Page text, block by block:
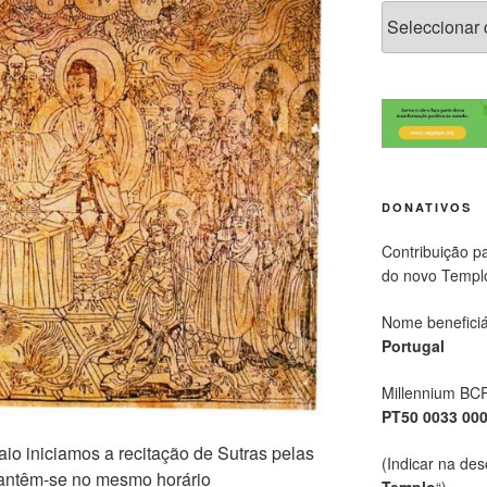
iniciamos a recitação de Sutras pelas
se no mesmo horário
DONATIVOS
Contribuição
do novo
Nome
Portugal
Millennium
PT50 0033
(Indicar na